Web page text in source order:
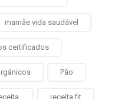
mamãe vida saudável
certificados
Pão
receita fit